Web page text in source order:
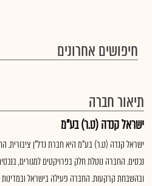
חיפושים אחרונים
תיאור חברה
ישראל קנדה (ט.ר) בע"מ
ישראל קנדה (ט.ר) בע"מ היא חברת נדל"ן ציבורית.
נכסים. החברה נוטלת חלק בפרויקטים למגורים,
ובהשבחת קרקעות. החברה פעילה בישראל ובמדינות